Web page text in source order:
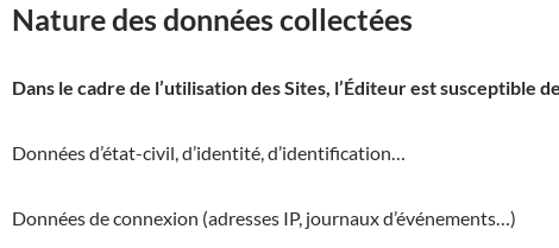
Nature des données collectées
Dans le cadre de l’utilisation des Sites, l’Éditeur est
Données d’état-civil, d’identité, d’identification…
Données de connexion (adresses IP, journaux d’événements…)